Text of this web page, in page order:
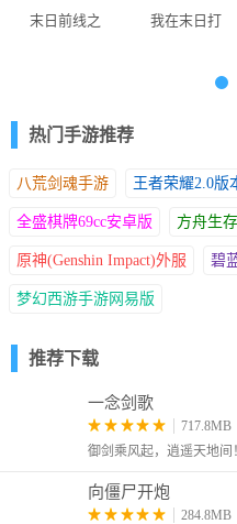
5、开垦冻土种植多种作物，狩
地，抵御丧尸与严寒的双重威胁;
末日前线之
我在末日打
热门手游推荐
八荒剑魂手游 王者荣耀2.0版
全盛棋牌69cc安卓版 方舟生
原神(Genshin Impact)外服 碧
梦幻西游手游网易版
推荐下载
一念剑歌
717.8MB
御剑乘风起，逍遥天地间！
向僵尸开炮
284.8MB